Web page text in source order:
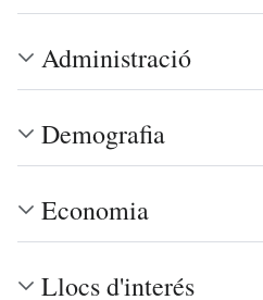
Administració
Demografia
Economia
Llocs d'interés